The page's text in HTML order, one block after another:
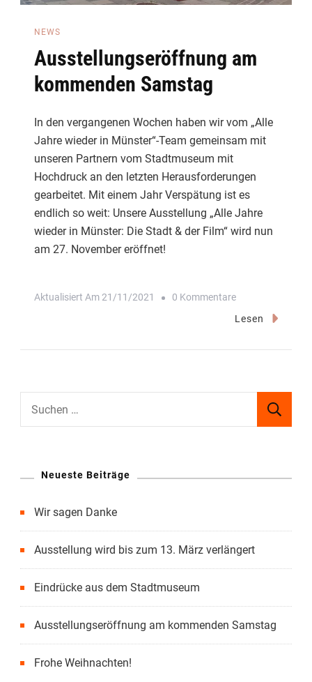
NEWS
Ausstellungseröffnung am
kommenden Samstag
In den vergangenen Wochen haben wir vom „Alle
Jahre wieder in Münster“-Team gemeinsam mit
unseren Partnern vom Stadtmuseum mit
Hochdruck an den letzten Herausforderungen
gearbeitet. Mit einem Jahr Verspätung ist es
endlich so weit: Unsere Ausstellung „Alle Jahre
wieder in Münster: Die Stadt & der Film“ wird nun
am 27. November eröffnet!
Aktualisiert Am21/11/2021 0 KommentareZu
Lesen
Suchen
Neueste Beiträge
Wir sagen Danke
Ausstellung wird bis zum 13. März verlängert
Eindrücke aus dem Stadtmuseum
Ausstellungseröffnung am kommenden Samstag
Frohe Weihnachten!